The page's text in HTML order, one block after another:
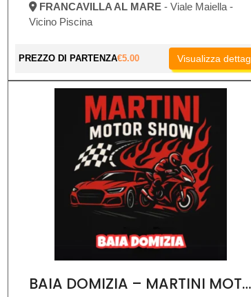
FRANCAVILLA AL MARE - Viale Maiella -
Vicino Piscina
PREZZO DI PARTENZA€5.00 Visualizza
BAIA DOMIZIA – MARTINI MOTOR SHOW